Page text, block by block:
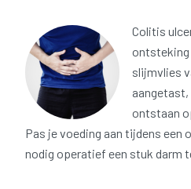
Colitis
ontsteking
slijmvlies
aangetast,
ontstaan
Pas je voeding aan tijdens een
nodig operatief een stuk darm